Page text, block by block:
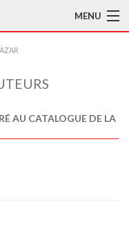
MENU
AU CATALOGUE DE LA